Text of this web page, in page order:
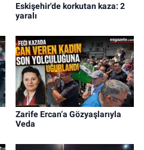
Eskişehir'de korkutan kaza: 2
yaralı
Zarife Ercan’a Gözyaşlarıyla
Veda